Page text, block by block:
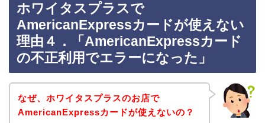
ホワイタスプラスで
AmericanExpressカードが使えない
理由４．「AmericanExpressカード
の不正利用でエラーになった」
なぜ、ホワイタスプラスのお店で
AmericanExpressカードが使えないの？